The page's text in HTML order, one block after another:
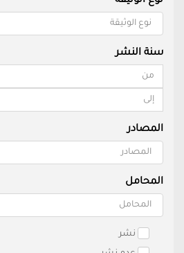
سنة النشر
المصادر
المحامل
نشر